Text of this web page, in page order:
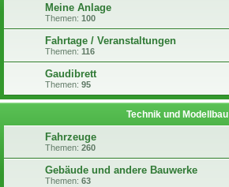
Meine Anlage
Themen: 100
Fahrtage / Veranstaltungen
Themen: 116
Gaudibrett
Themen: 95
Technik und Modellbau
Fahrzeuge
Themen: 260
Gebäude und andere Bauwerke
Themen: 63